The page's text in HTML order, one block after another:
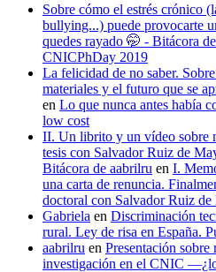
Sobre cómo el estrés crónico
bullying...) puede provocarte
quedes rayado 🤭 - Bitácora
CNICPhDay 2019
La felicidad de no saber.
materiales y el futuro que se
en Lo que nunca antes había
low cost
II. Un librito y un vídeo sobre
tesis con Salvador Ruiz de
Bitácora de aabrilru en I.
una carta de renuncia.
doctoral con Salvador Ruiz
Gabriela en Discriminación
rural. Ley de risa en España.
aabrilru en Presentación sobre
investigación en el CNIC